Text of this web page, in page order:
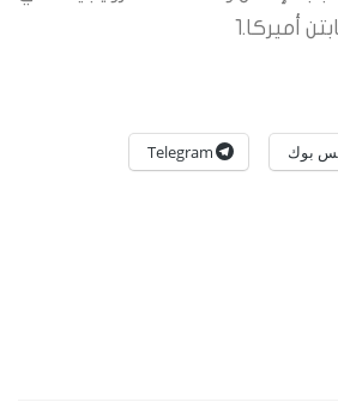
أميركا.1
بوك Telegram